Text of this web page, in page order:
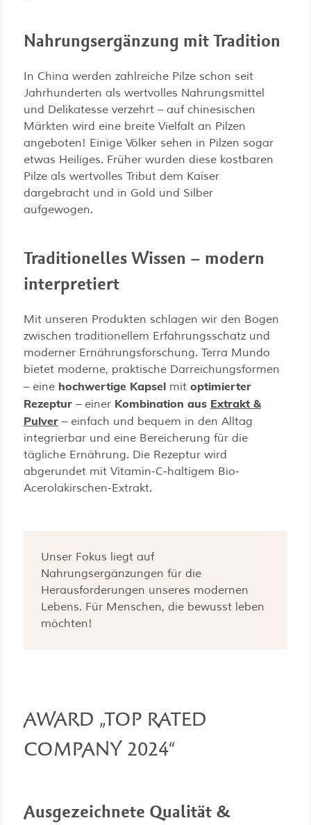
Nahrungsergänzung mit Tradition
In China werden zahlreiche Pilze schon seit
Jahrhunderten als wertvolles Nahrungsmittel
und Delikatesse verzehrt – auf chinesischen
Märkten wird eine breite Vielfalt an Pilzen
angeboten! Einige Völker sehen in Pilzen sogar
etwas Heiliges. Früher wurden diese kostbaren
Pilze als wertvolles Tribut dem Kaiser
dargebracht und in Gold und Silber
aufgewogen.
Traditionelles Wissen – modern
interpretiert
Mit unseren Produkten schlagen wir den Bogen
zwischen traditionellem Erfahrungsschatz und
moderner Ernährungsforschung. Terra Mundo
bietet moderne, praktische Darreichungsformen
– eine hochwertige Kapsel mit optimierter
Rezeptur – einer Kombination aus Extrakt &
Pulver – einfach und bequem in den Alltag
integrierbar und eine Bereicherung für die
tägliche Ernährung. Die Rezeptur wird
abgerundet mit Vitamin-C-haltigem Bio-
Acerolakirschen-Extrakt.
Unser Fokus liegt auf
Nahrungsergänzungen für die
Herausforderungen unseres modernen
Lebens. Für Menschen, die bewusst leben
möchten!
AWARD „TOP RATED
COMPANY 2024“
Ausgezeichnete Qualität &